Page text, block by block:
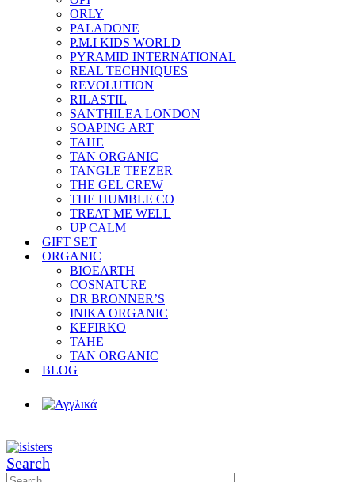
ORLY
PALADONE
P.M.I KIDS WORLD
PYRAMID INTERNATIONAL
REAL TECHNIQUES
REVOLUTION
RILASTIL
SANTHILEA LONDON
SOAPING ART
TAHE
TAN ORGANIC
TANGLE TEEZER
THE GEL CREW
THE HUMBLE CO
TREAT ME WELL
UP CALM
GIFT SET
ORGANIC
BIOEARTH
COSNATURE
DR BRONNER’S
INIKA ORGANIC
KEFIRKO
TAHE
TAN ORGANIC
BLOG
Search